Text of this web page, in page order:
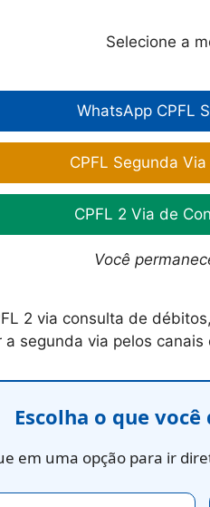
Selecione a
WhatsApp CPFL
CPFL Segunda
CPFL 2 Via de
Você
2 via consulta de
segunda via pelos canais
Escolha o que
em uma opção para ir